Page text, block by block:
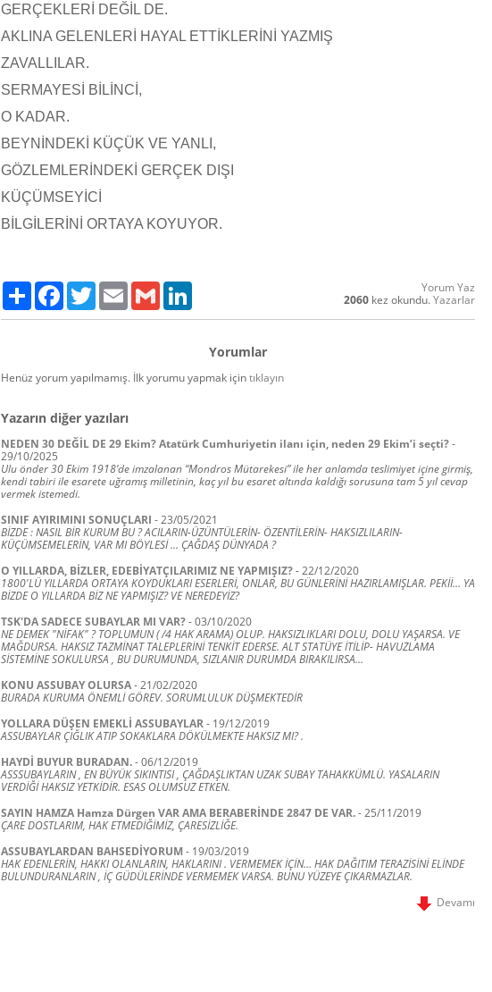
GERÇEKLERİ DEĞİL DE.
AKLINA GELENLERİ HAYAL ETTİKLERİNİ YAZMIŞ
ZAVALLILAR.
SERMAYESİ BİLİNCİ,
O KADAR.
BEYNİNDEKİ KÜÇÜK VE YANLI,
GÖZLEMLERİNDEKİ GERÇEK DIŞI
KÜÇÜMSEYİCİ
BİLGİLERİNİ ORTAYA KOYUYOR.
Paylaş FacebookTwitter Email Gmail
Yorum Yaz
2060 kez okundu.Yazarlar
Yorumlar
Henüz yorum yapılmamış. İlk yorumu yapmak içintıklayın
Yazarın diğer yazıları
NEDEN 30 DEĞİL DE 29 Ekim? Atatürk Cumhuriyetin ilanı için, neden 29 Ekim’i seçti?-
29/10/2025
Ulu önder 30 Ekim 1918’de imzalanan “Mondros Mütarekesi” ile her anlamda teslimiyet içine girmiş,
kendi tabiri ile esarete uğramış milletinin, kaç yıl bu esaret altında kaldığı sorusuna tam 5 yıl cevap
vermek istemedi.
SINIF AYIRIMINI SONUÇLARI -23/05/2021
BİZDE : NASIL BİR KURUM BU ? ACILARIN-ÜZÜNTÜLERİN- ÖZENTİLERİN- HAKSIZLILARIN-
KÜÇÜMSEMELERİN, VAR MI BÖYLESİ ... ÇAĞDAŞ DÜNYADA ?
O YILLARDA, BİZLER, EDEBİYATÇILARIMIZ NE YAPMIŞIZ?-22/12/2020
1800'LÜ YILLARDA ORTAYA KOYDUKLARI ESERLERİ, ONLAR, BU GÜNLERİNİ HAZIRLAMIŞLAR. PEKİİ… YA
BİZDE O YILLARDA BİZ NE YAPMIŞIZ? VE NEREDEYİZ?
TSK'DA SADECE SUBAYLAR MI VAR?-03/10/2020
NE DEMEK "NİFAK" ? TOPLUMUN ( /4 HAK ARAMA) OLUP. HAKSIZLIKLARI DOLU, DOLU YAŞARSA. VE
MAĞDURSA. HAKSIZ TAZMİNAT TALEPLERİNİ TENKİT EDERSE. ALT STATÜYE İTİLİP- HAVUZLAMA
SİSTEMİNE SOKULURSA , BU DURUMUNDA, SIZLANIR DURUMDA BIRAKILIRSA...
KONU ASSUBAY OLURSA-21/02/2020
BURADA KURUMA ÖNEMLİ GÖREV. SORUMLULUK DÜŞMEKTEDİR
YOLLARA DÜŞEN EMEKLİ ASSUBAYLAR- 19/12/2019
ASSUBAYLAR ÇIĞLIK ATIP SOKAKLARA DÖKÜLMEKTE HAKSIZ MI? .
HAYDİ BUYUR BURADAN.-06/12/2019
ASSSUBAYLARIN , EN BÜYÜK SIKINTISI , ÇAĞDAŞLIKTAN UZAK SUBAY TAHAKKÜMLÜ. YASALARIN
VERDİĞİ HAKSIZ YETKİDİR. ESAS OLUMSUZ ETKEN.
SAYIN HAMZA Hamza Dürgen VAR AMA BERABERİNDE 2847 DE VAR.-25/11/2019
ÇARE DOSTLARIM, HAK ETMEDİĞİMİZ, ÇARESİZLİĞE.
ASSUBAYLARDAN BAHSEDİYORUM- 19/03/2019
HAK EDENLERİN, HAKKI OLANLARIN, HAKLARINI . VERMEMEK İÇİN… HAK DAĞITIM TERAZİSİNİ ELİNDE
BULUNDURANLARIN , İÇ GÜDÜLERİNDE VERMEMEK VARSA. BUNU YÜZEYE ÇIKARMAZLAR.
Devamı